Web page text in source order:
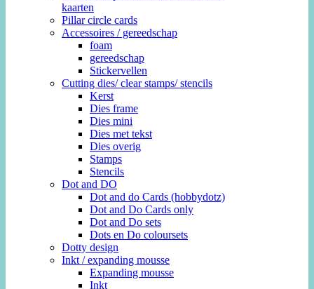
kaarten
Pillar circle cards
Accessoires / gereedschap
foam
gereedschap
Stickervellen
Cutting dies/ clear stamps/ stencils
Kerst
Dies frame
Dies mini
Dies met tekst
Dies overig
Stamps
Stencils
Dot and DO
Dot and do Cards (hobbydotz)
Dot and Do Cards only
Dot and Do sets
Dots en Do coloursets
Dotty design
Inkt / expanding mousse
Expanding mousse
Inkt